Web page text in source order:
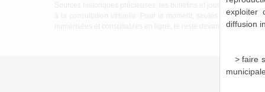
Sources historiques précieuses, les bulletins et journaux
à la consultation virtuelle. Pour le moment, seules les
numérisées et consultables en ligne, le reste devant être mis à
exploiter
diffusion
> faire